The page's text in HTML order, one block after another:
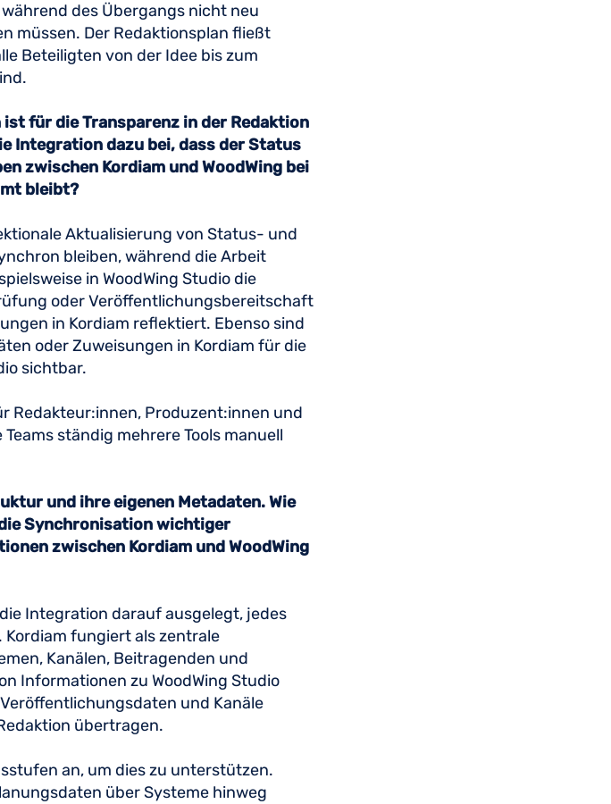
des Übergangs nicht neu
müssen. Der Redaktionsplan fließt
Beteiligten von der Idee bis zum
für die Transparenz in der Redaktion
Integration dazu bei, dass der Status
zwischen Kordiam und WoodWing bei
bleibt?
Aktualisierung von Status- und
bleiben, während die Arbeit
in WoodWing Studio die
oder Veröffentlichungsbereitschaft
in Kordiam reflektiert. Ebenso sind
oder Zuweisungen in Kordiam für die
sichtbar.
Redakteur:innen, Produzent:innen und
ständig mehrere Tools manuell
und ihre eigenen Metadaten. Wie
Synchronisation wichtiger
zwischen Kordiam und WoodWing
Integration darauf ausgelegt, jedes
Kordiam fungiert als zentrale
Kanälen, Beitragenden und
Informationen zu WoodWing Studio
und Kanäle
übertragen.
an, um dies zu unterstützen.
über Systeme hinweg